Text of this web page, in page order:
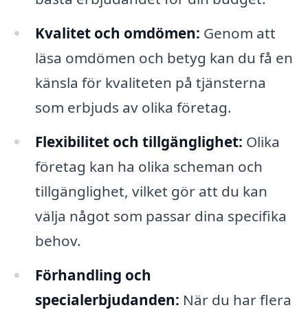
Kvalitet och omdömen: Genom att
läsa omdömen och betyg kan du få en
känsla för kvaliteten på tjänsterna
som erbjuds av olika företag.
Flexibilitet och tillgänglighet: Olika
företag kan ha olika scheman och
tillgänglighet, vilket gör att du kan
välja något som passar dina specifika
behov.
Förhandling och
specialerbjudanden: När du har flera